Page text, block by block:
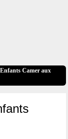
Camer aux